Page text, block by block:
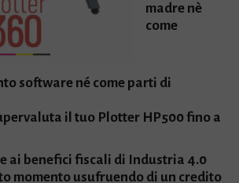
madre nè
come
software né come parti di
il tuo Plotter HP500 fino a
ai benefici fiscali di Industria 4.0
momento usufruendo di un credito